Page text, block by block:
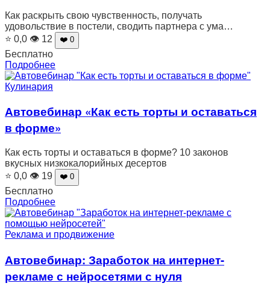
Как раскрыть свою чувственность, получать
удовольствие в постели, сводить партнера с ума…
⭐ 0,0 👁 12 ❤️ 0
Бесплатно
Подробнее
Кулинария
Автовебинар «Как есть торты и оставаться
в форме»
Как есть торты и оставаться в форме? 10 законов
вкусных низкокалорийных десертов
⭐ 0,0 👁 19 ❤️ 0
Бесплатно
Подробнее
Реклама и продвижение
Автовебинар: Заработок на интернет-
рекламе с нейросетями с нуля